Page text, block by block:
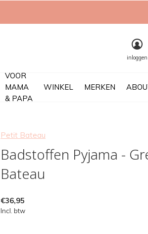
VOOR
MAMA
& PAPA
WINKEL MERKEN
inloggen
Petit Bateau
Badstoffen Pyjama -
Bateau
€36,95
Incl. btw